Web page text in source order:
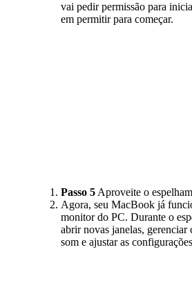
vai pedir permissão para
em permitir para começar.
Passo 5 Aproveite o
Agora, seu MacBook já
monitor do PC. Durante o
abrir novas janelas, gerenciar
som e ajustar as